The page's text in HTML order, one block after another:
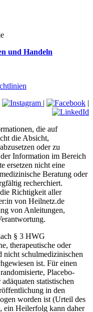
und Handeln
| |
die auf
die Absicht,
oder zu
Information im Bereich
ersetzen nicht eine
Beratung oder
recherchiert.
Richtigkeit aller
von Heilnetz.de
von Anleitungen,
§ 3 HWG
therapeutische oder
nicht schulmedizinischen
ist. Für einen
Placebo-
statistischen
in den
worden ist (Urteil des
Heilerfolg kann daher